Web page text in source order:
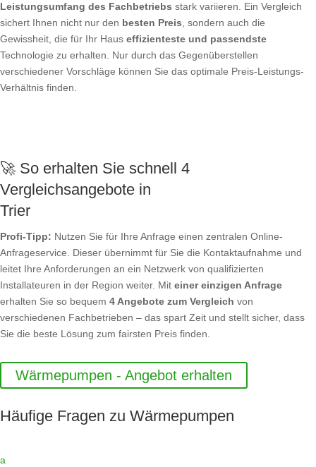
Leistungsumfang des Fachbetriebs stark variieren. Ein Vergleich
sichert Ihnen nicht nur den besten Preis, sondern auch die
Gewissheit, die für Ihr Haus effizienteste und passendste
Technologie zu erhalten. Nur durch das Gegenüberstellen
verschiedener Vorschläge können Sie das optimale Preis-Leistungs-
Verhältnis finden.
🚀 So erhalten Sie schnell 4
Vergleichsangebote in
Trier
Profi-Tipp: Nutzen Sie für Ihre Anfrage einen zentralen Online-
Anfrageservice. Dieser übernimmt für Sie die Kontaktaufnahme und
leitet Ihre Anforderungen an ein Netzwerk von qualifizierten
Installateuren in der Region weiter. Mit einer einzigen Anfrage
erhalten Sie so bequem 4 Angebote zum Vergleich von
verschiedenen Fachbetrieben – das spart Zeit und stellt sicher, dass
Sie die beste Lösung zum fairsten Preis finden.
Wärmepumpen - Angebot erhalten
Häufige Fragen zu Wärmepumpen
a